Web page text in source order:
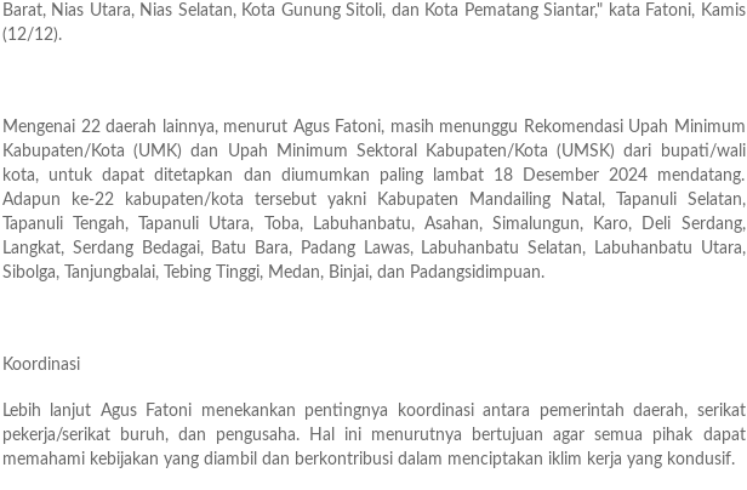
Barat, Nias Utara, Nias Selatan, Kota Gunung Sitoli, dan Kota Pematang Siantar," kata Fatoni, Kamis
(12/12).
Mengenai 22 daerah lainnya, menurut Agus Fatoni, masih menunggu Rekomendasi Upah Minimum
Kabupaten/Kota (UMK) dan Upah Minimum Sektoral Kabupaten/Kota (UMSK) dari bupati/wali
kota, untuk dapat ditetapkan dan diumumkan paling lambat 18 Desember 2024 mendatang.
Adapun ke-22 kabupaten/kota tersebut yakni Kabupaten Mandailing Natal, Tapanuli Selatan,
Tapanuli Tengah, Tapanuli Utara, Toba, Labuhanbatu, Asahan, Simalungun, Karo, Deli Serdang,
Langkat, Serdang Bedagai, Batu Bara, Padang Lawas, Labuhanbatu Selatan, Labuhanbatu Utara,
Sibolga, Tanjungbalai, Tebing Tinggi, Medan, Binjai, dan Padangsidimpuan.
Koordinasi
Lebih lanjut Agus Fatoni menekankan pentingnya koordinasi antara pemerintah daerah, serikat
pekerja/serikat buruh, dan pengusaha. Hal ini menurutnya bertujuan agar semua pihak dapat
memahami kebijakan yang diambil dan berkontribusi dalam menciptakan iklim kerja yang kondusif.